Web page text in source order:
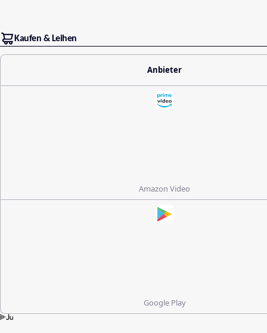
Kaufen & Leihen
Anbieter
Amazon Video
Google Play